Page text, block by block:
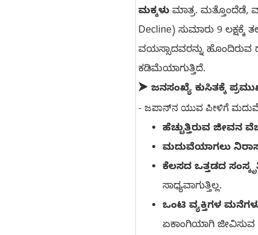
ಮಕ್ಕಳು ಮಾತ್ರ. ಮತ್ತೊಂದೆಡೆ,
Decline) ಸುಮಾರು 9
ವಯಸ್ಸಾದವರನ್ನು ಹೊಂದಿರುವ
ಕಡಿಮೆಯಾಗುತ್ತಿದೆ.
➤ ಜನಸಂಖ್ಯೆ ಕುಸಿತಕ್ಕೆ
-
ಜಪಾನ್‌ನ ಯುವ ಪೀಳಿಗೆ
ಹೆಚ್ಚುತ್ತಿರುವ ಜೀವನ
ಮದುವೆಯಾಗಲು
ಕೆಲಸದ ಒತ್ತಡದ
ಸಾಧ್ಯವಾಗುತ್ತಿಲ್ಲ.
ಒಂಟಿ ವ್ಯಕ್ತಿಗಳ
ಏಕಾಂಗಿಯಾಗಿ ಜೀವಿಸುವ